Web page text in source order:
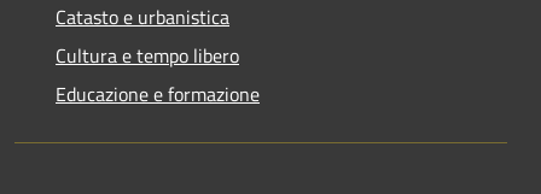
Catasto e urbanistica
Cultura e tempo libero
Educazione e formazione